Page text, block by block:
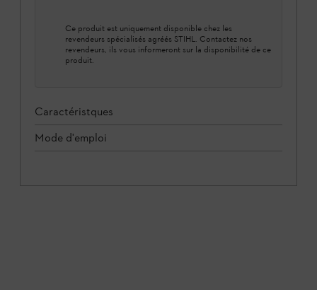
Ce produit est uniquement disponible chez les
revendeurs spécialisés agréés STIHL. Contactez nos
revendeurs, ils vous informeront sur la disponibilité de ce
produit.
Caractéristques
Mode d'emploi